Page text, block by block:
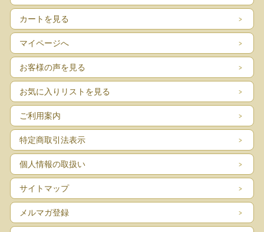
カートを見る
マイページへ
お客様の声を見る
お気に入りリストを見る
ご利用案内
特定商取引法表示
個人情報の取扱い
サイトマップ
メルマガ登録